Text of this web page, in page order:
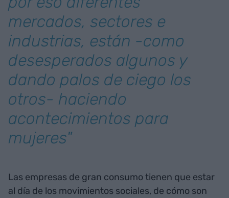
mercados, sectores e
industrias, están -como
desesperados algunos y
dando palos de ciego los
otros- haciendo
acontecimientos para
mujeres"
Las empresas de gran consumo tienen que estar
al día de los movimientos sociales, de cómo son